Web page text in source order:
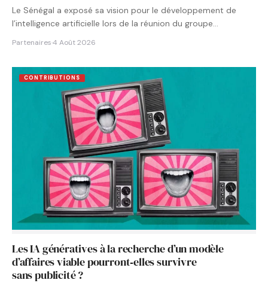
Le Sénégal a exposé sa vision pour le développement de
l’intelligence artificielle lors de la réunion du groupe…
Partenaires·4 Août 2026
CONTRIBUTIONS
Les IA génératives à la recherche d’un modèle
d’affaires viable pourront‑elles survivre
sans publicité ?